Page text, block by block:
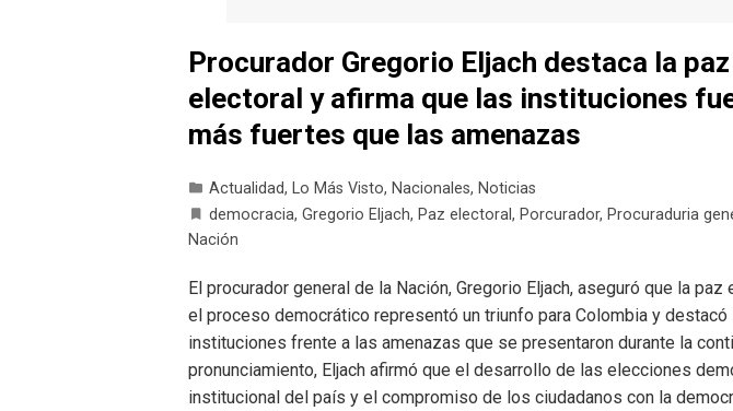
Procurador Gregorio Eljach destaca la paz
electoral y afirma que las instituciones
más fuertes que las amenazas
Actualidad, Lo Más Visto, Nacionales, Noticias
democracia, Gregorio Eljach, Paz electoral, Porcurador, Procuraduria
Nación
El procurador general de la Nación, Gregorio Eljach, aseguró que la
el proceso democrático representó un triunfo para Colombia y
instituciones frente a las amenazas que se presentaron durante la
pronunciamiento, Eljach afirmó que el desarrollo de las elecciones
institucional del país y el compromiso de los ciudadanos con la